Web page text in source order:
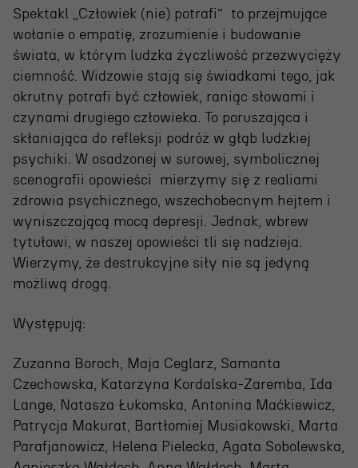
Polecamy
OSIECKA. ARCHIPELAGI
Spektakl „Człowiek (nie) potrafi” to przejmujące
wołanie o empatię, zrozumienie i budowanie
świata, w którym ludzka życzliwość przezwycięży
ciemność. Widzowie stają się świadkami tego, jak
okrutny potrafi być człowiek, raniąc słowami i
czynami drugiego człowieka. To poruszająca i
skłaniająca do refleksji podróż w głąb ludzkiej
psychiki. W osadzonej w surowej, symbolicznej
scenografii opowieści mierzymy się z realiami
zdrowia psychicznego, wszechobecnym hejtem i
wyniszczającą mocą depresji. Jednak, wbrew
tytułowi, w naszej opowieści tli się nadzieja.
Wierzymy, że destrukcyjne siły nie są jedyną
możliwą drogą.
Występują:
Zuzanna Boroch, Maja Ceglarz, Samanta
Czechowska, Katarzyna Kordalska-Zaremba, Ida
Lange, Natasza Łukomska, Antonina Maćkiewicz,
Patrycja Makurat, Bartłomiej Musiakowski, Marta
Parafjanowicz, Helena Pielecka, Agata Sobolewska,